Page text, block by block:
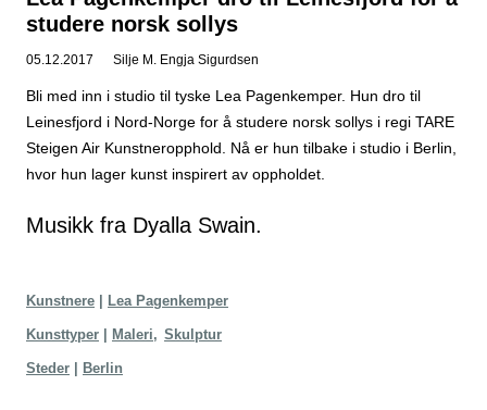
studere norsk sollys
05.12.2017 Silje M. Engja Sigurdsen
Bli med inn i studio til tyske Lea Pagenkemper. Hun dro til
Leinesfjord i Nord-Norge for å studere norsk sollys i regi TARE
Steigen Air Kunstneropphold. Nå er hun tilbake i studio i Berlin,
hvor hun lager kunst inspirert av oppholdet.
Musikk fra Dyalla Swain.
Kunstnere Lea Pagenkemper
Kunsttyper Maleri Skulptur
Steder Berlin